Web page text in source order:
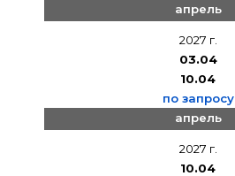
апрель
2027 г.
03.04
10.04
по запросу
апрель
2027 г.
10.04